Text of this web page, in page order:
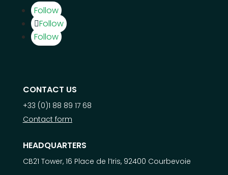
Follow
Follow
Follow
CONTACT US
+33 (0)1 88 89 17 68
Contact form
HEADQUARTERS
CB21 Tower, 16 Place de l’Iris, 92400 Courbevoie